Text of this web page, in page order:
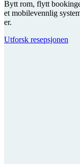
Bytt rom, flytt
et mobilevennlig
er.
Utforsk resepsjonen